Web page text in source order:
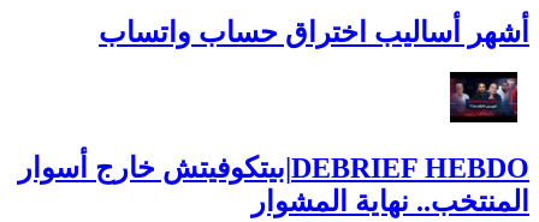
أشهر أساليب اختراق حساب واتساب
DEBRIEF HEBDO|بيتكوفيتش خارج أسوار
المنتخب.. نهاية المشوار